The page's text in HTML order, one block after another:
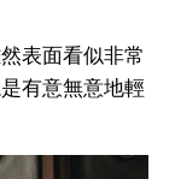
表面看似非常
有意無意地輕